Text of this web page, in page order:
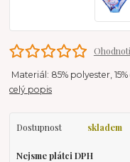
Materiál: 85% polyester,
celý popis
Dostupnost skladem
Nejsme plátci DPH